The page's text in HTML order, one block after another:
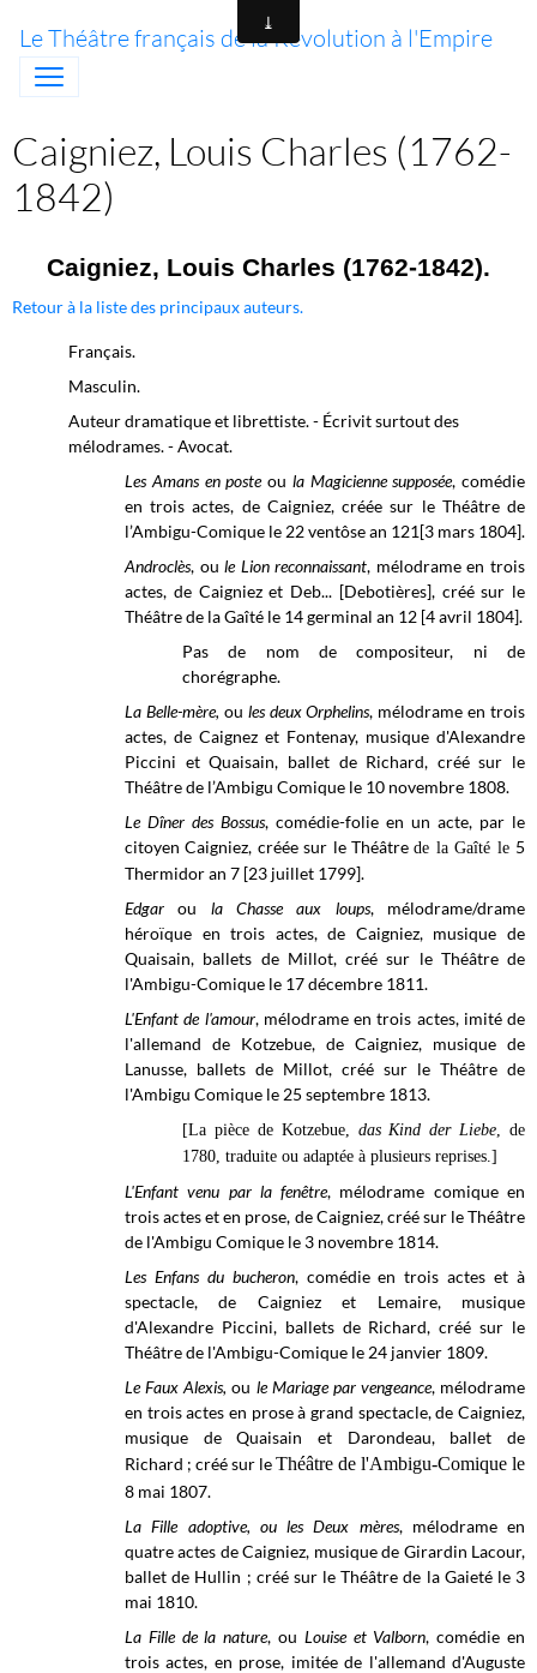
Le Théâtre français de la Révolution à l'Empire
Caigniez, Louis Charles (1762-
1842)
Caigniez, Louis Charles (1762-1842).
Retour à la liste des principaux auteurs.
Français.
Masculin.
Auteur dramatique et librettiste. - Écrivit surtout des
mélodrames. - Avocat.
Les Amans en posteou la Magicienne supposée, comédie
en trois actes, de Caigniez, créée sur le Théâtre de
l’Ambigu-Comique le 22 ventôse an 121[3 mars 1804].
Androclès, oule Lion reconnaissant, mélodrame en trois
actes, de Caigniez et Deb... [Debotières], créé sur le
Théâtre de la Gaîté le 14 germinal an 12 [4 avril 1804].
Pas de nom de compositeur, ni de
chorégraphe.
La Belle-mère, ou les deux Orphelins, mélodrame en trois
actes, de Caignez et Fontenay, musique d'Alexandre
Piccini et Quaisain, ballet de Richard, créé sur le
Théâtre de l’Ambigu Comique le 10 novembre 1808.
Le Dîner des Bossus, comédie-folie en un acte, par le
citoyen Caigniez, créée sur le Théâtrede la Gaîté le 5
Thermidor an 7 [23 juillet 1799].
Edgarou la Chasse aux loups,mélodrame/drame
héroïque en trois actes, de Caigniez, musique de
Quaisain, ballets de Millot, créé sur le Théâtre de
l'Ambigu-Comique le 17 décembre 1811.
L'Enfant de l'amour, mélodrame en trois actes, imité de
l'allemand de Kotzebue, de Caigniez, musique de
Lanusse, ballets de Millot, créé sur le Théâtre de
l'Ambigu Comique le 25 septembre 1813.
[La pièce de Kotzebue, das Kind der Liebe, de
1780, traduite ou adaptée à plusieurs reprises.]
L'Enfant venu par la fenêtre, mélodrame comique en
trois actes et en prose, de Caigniez, créé sur le Théâtre
de l'Ambigu Comique le 3 novembre 1814.
Les Enfans du bucheron, comédie en trois actes et à
spectacle, de Caigniez et Lemaire, musique
d'Alexandre Piccini, ballets de Richard, créé sur le
Théâtre de l'Ambigu-Comique le 24 janvier 1809.
Le Faux Alexis,ou le Mariage par vengeance, mélodrame
en trois actes en prose à grand spectacle, de Caigniez,
musique de Quaisain et Darondeau, ballet de
Richard ; créé sur leThéâtre de l'Ambigu-Comique le
8 mai 1807.
La Fille adoptive, ou les Deux mères, mélodrame en
quatre actes de Caigniez, musique de Girardin Lacour,
ballet de Hullin ; créé sur leThéâtre de la Gaieté le 3
mai 1810.
La Fille de la nature, ou Louise et Valborn, comédie en
trois actes, en prose, imitée de l'allemand d'Auguste